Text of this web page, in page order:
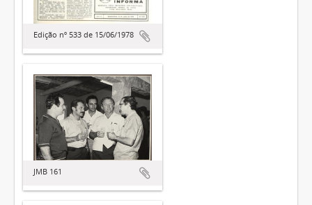
Edição nº 533 de 15/06/1978
JMB 161